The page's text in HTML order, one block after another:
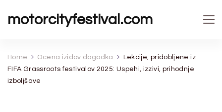
motorcityfestival.com
Home Ocena izidov dogodka
Lekcije, pridobljene iz
FIFA Grassroots festivalov 2025: Uspehi, izzivi, prihodnje
izboljšave